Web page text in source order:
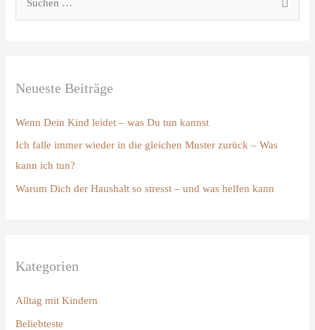
e
n
a
c
h
Neueste Beiträge
Wenn Dein Kind leidet – was Du tun kannst
Ich falle immer wieder in die gleichen Muster zurück – Was
kann ich tun?
Warum Dich der Haushalt so stresst – und was helfen kann
Kategorien
Alltag mit Kindern
Beliebteste